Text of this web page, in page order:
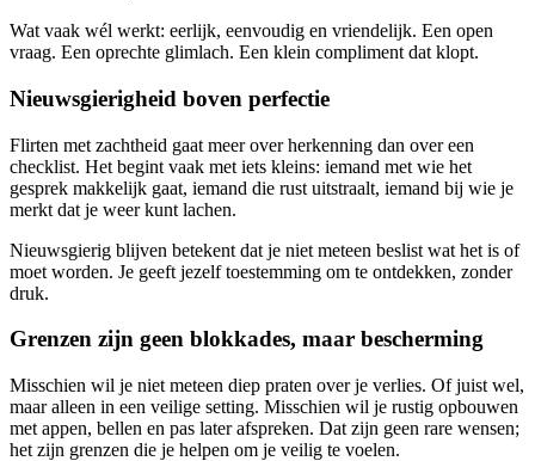
Wat vaak wél werkt: eerlijk, eenvoudig en vriendelijk. Een open
vraag. Een oprechte glimlach. Een klein compliment dat klopt.
Nieuwsgierigheid boven perfectie
Flirten met zachtheid gaat meer over herkenning dan over een
checklist. Het begint vaak met iets kleins: iemand met wie het
gesprek makkelijk gaat, iemand die rust uitstraalt, iemand bij wie je
merkt dat je weer kunt lachen.
Nieuwsgierig blijven betekent dat je niet meteen beslist wat het is of
moet worden. Je geeft jezelf toestemming om te ontdekken, zonder
druk.
Grenzen zijn geen blokkades, maar bescherming
Misschien wil je niet meteen diep praten over je verlies. Of juist wel,
maar alleen in een veilige setting. Misschien wil je rustig opbouwen
met appen, bellen en pas later afspreken. Dat zijn geen rare wensen;
het zijn grenzen die je helpen om je veilig te voelen.